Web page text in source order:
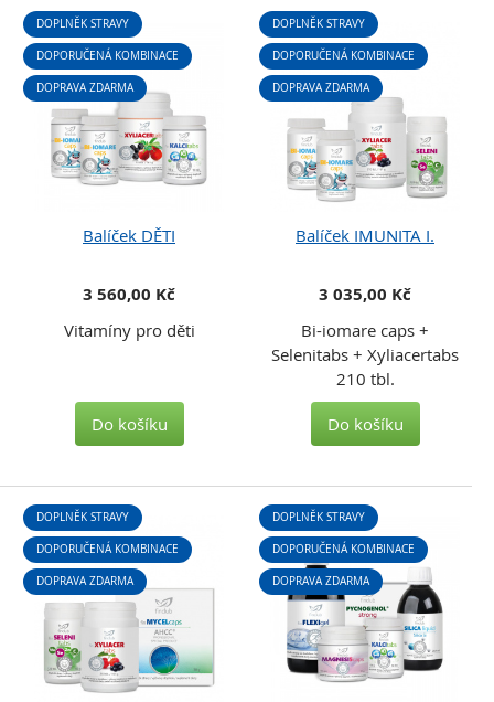
Balíček DĚTI
DOPLNĚK STRAVY
DOPORUČENÁ KOMBINACE
DOPRAVA ZDARMA
3 560,00 Kč
Vitamíny pro děti
Do košíku
Balíček IMUNITA I.
DOPLNĚK STRAVY
DOPORUČENÁ KOMBINACE
DOPRAVA ZDARMA
3 035,00 Kč
Bi-iomare caps +
Selenitabs + Xyliacertabs
210 tbl.
Do košíku
DOPLNĚK STRAVY
DOPORUČENÁ KOMBINACE
DOPRAVA ZDARMA
DOPLNĚK STRAVY
DOPORUČENÁ KOMBINACE
DOPRAVA ZDARMA